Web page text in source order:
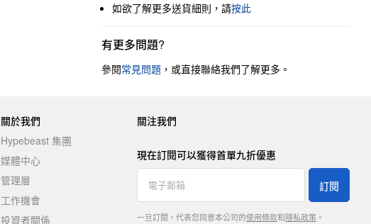
如欲了解更多送貨細則，請按此
有更多問題?
參閱常見問題 ，或直接聯絡我們了解更多。
關於我們
Hypebeast 集團
媒體中心
管理層
工作機會
投資者關係
關注我們
現在訂閱可以獲得首單九折優惠
訂閱
一旦訂閱，代表您同意本公司的使用條款和隱私政策。